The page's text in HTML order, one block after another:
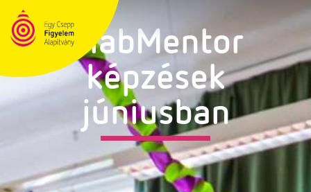
DiabMentor
képzések
júniusban